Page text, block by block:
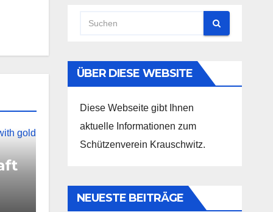
ÜBER DIESE WEBSITE
Diese Webseite gibt Ihnen
aktuelle Informationen zum
Schützenverein Krauschwitz.
NEUESTE BEITRÄGE